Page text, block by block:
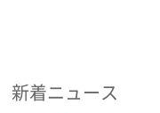
新着ニュース